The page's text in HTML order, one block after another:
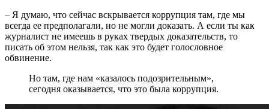
– Я думаю, что сейчас вскрывается коррупция там, где мы
всегда ее предполагали, но не могли доказать. А если ты как
журналист не имеешь в руках твердых доказательств, то
писать об этом нельзя, так как это будет голословное
обвинение.
Но там, где нам «казалось подозрительным»,
сегодня оказывается, что это была коррупция.